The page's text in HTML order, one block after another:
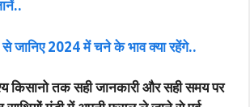
से जानिए 2024 में चने के भाव क्या रहेंगे..
किसानो तक सही जानकारी और सही समय पर